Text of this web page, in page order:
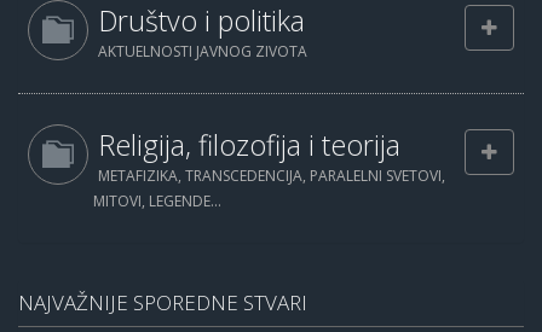
Društvo i politika
AKTUELNOSTI JAVNOG ZIVOTA
Religija, filozofija i teorija
METAFIZIKA, TRANSCEDENCIJA, PARALELNI SVETOVI,
MITOVI, LEGENDE...
NAJVAŽNIJE SPOREDNE STVARI